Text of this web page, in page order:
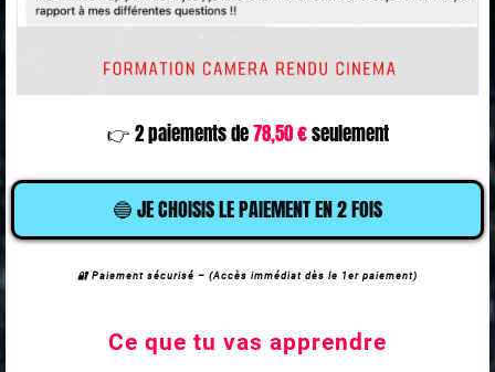
👉 2 paiements de78,50 €seulement
🔵 JE CHOISIS LE PAIEMENT EN 2 FOIS
🔐 Paiement sécurisé – (Accès immédiat dès le 1er paiement)
Ce que tu vas apprendre